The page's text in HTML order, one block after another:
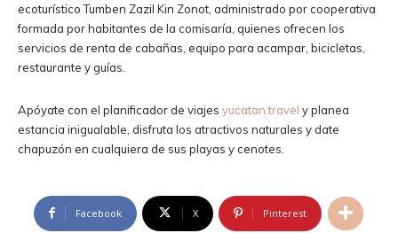
ecoturístico Tumben Zazil Kin Zonot, administrado por cooperativa
formada por habitantes de la comisaría, quienes ofrecen los
servicios de renta de cabañas, equipo para acampar, bicicletas,
restaurante y guías.
Apóyate con el planificador de viajes yucatan.travel y planea
estancia inigualable, disfruta los atractivos naturales y date
chapuzón en cualquiera de sus playas y cenotes.
Facebook X Pinterest